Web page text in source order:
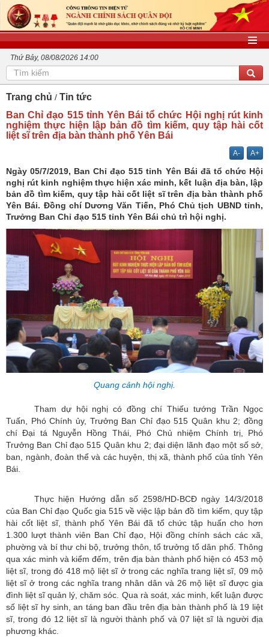
Thứ Bảy, 08/08/2026 14:00
Trang chủ
Tin tức
Ban Chỉ đạo 515 tỉnh Yên Bái tổ chức Hội nghị rút kinh
nghiệm thực hiện lập bản đồ tìm kiếm, quy tập hài cốt
liệt sĩ trên địa bàn thành phố Yên Bái
A+
A-
Ngày 05/7/2019, Ban Chỉ đạo 515 tỉnh Yên Bái đã tổ chức Hội
nghị rút kinh nghiệm thực hiện xác minh, kết luận địa bàn, lập
bản đồ tìm kiếm, quy tập hài cốt liệt sĩ trên địa bàn thành phố
Yên Bái. Đồng chí Dương Văn Tiến, Phó Chủ tịch UBND tỉnh,
Trưởng Ban Chỉ đạo 515 tỉnh Yên Bái chủ trì hội nghị.
Quang cảnh hội nghị.
Tham dự hội nghị có đồng chí Thiếu tướng Trần Ngọc
Tuấn, Phó Chính ủy, Trưởng Ban Chỉ đạo 515 Quân khu 2; đồng
chí Đại tá Nguyễn Hồng Thái, Phó Chủ nhiệm Chính trị, Phó
Trưởng Ban Chỉ đạo 515 Quân khu 2; đại diện lãnh đạo một số sở,
ban, ngành, đoàn thể và các huyện, thị xã, thành phố của tỉnh Yên
Bái.
Thực hiện Hướng dẫn số 2598/HD-BCĐ ngày 14/3/2018
của Ban Chỉ đạo Quốc gia 515 về việc lập bản đồ tìm kiếm, quy tập
hài cốt liệt sĩ, thành phố Yên Bái đã tổ chức tập huấn cho hơn
1.300 lượt thành viên Ban Chỉ đạo, Hội đồng chính sách các xã,
phường và bí thư chi bộ, trưởng thôn, tổ trưởng tổ dân phố. Thông
qua xác minh và kiểm đếm, trên địa bàn thành phố hiện có 453 mộ
liệt sĩ, trong đó 418 mộ liệt sĩ ở trong các nghĩa trang liệt sĩ, 09 mộ
liệt sĩ ở trong các nghĩa trang nhân dân và 26 mộ liệt sĩ được gia
đình liệt sĩ quản lý, chăm sóc. Qua rà soát, xác minh, kết luận được
số liệt sĩ hy sinh, an táng ban đầu trên địa bàn thành phố là 19 liệt
sĩ, trong đó 12 liệt sĩ là người thành phố và 07 liệt sĩ là người địa
phương khác.